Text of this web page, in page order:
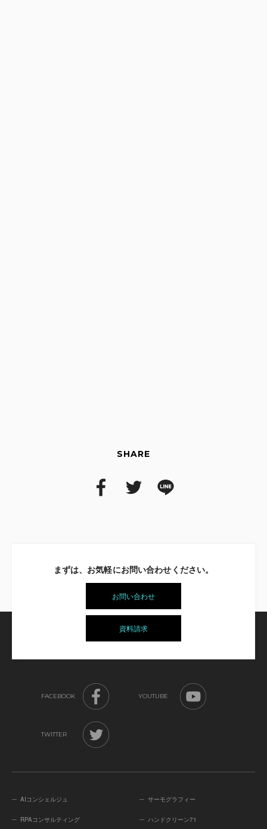
SHARE
まずは、お気軽にお問い合わせください。
お問い合わせ
資料請求
FACEBOOK YOUTUBE
TWITTER
AIコンシェルジュ
RPAコンサルティング
サーモグラフィー
ハンドクリーン71